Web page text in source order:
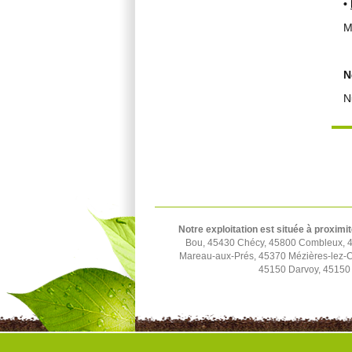
•
Notre exploitation est située à
Bou, 45430 Chécy, 45800 Combleux,
Mareau-aux-Prés, 45370 Mézières-
45150 Darvoy,